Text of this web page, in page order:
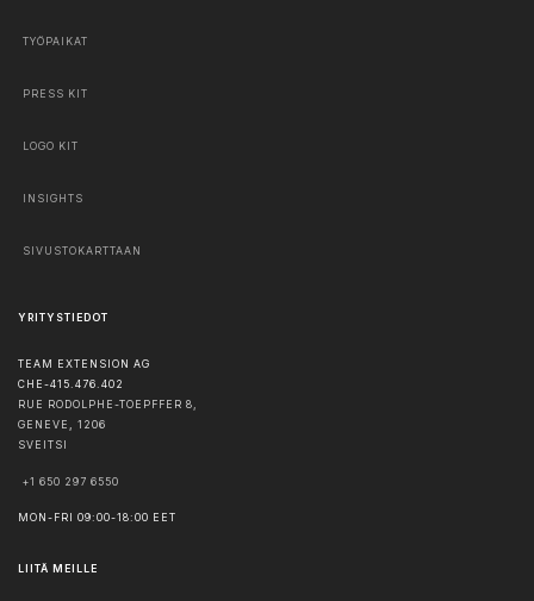
TYÖPAIKAT
PRESS KIT
LOGO KIT
INSIGHTS
SIVUSTOKARTTAAN
YRITYSTIEDOT
TEAM EXTENSION AG
CHE-415.476.402
RUE RODOLPHE-TOEPFFER 8,
GENEVE , 1206
SVEITSI
+1 650 297 6550
MON-FRI 09:00-18:00 EET
LIITÄ MEILLE